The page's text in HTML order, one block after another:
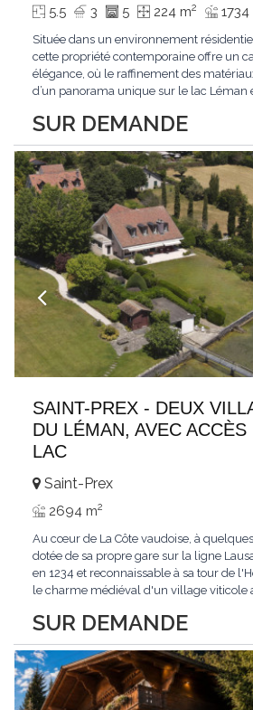
SUR DEMANDE
5.5 3 5 224 m2 1734
Située dans un environnement
cette propriété contemporaine offre un
élégance, où le raffinement des
d’un panorama unique sur le lac Léman
distingue par ses espaces généreux et
résolument harmonieuse.
SAINT-PREX - DEUX
DU LÉMAN, AVEC ACCÈS
LAC
SUR DEMANDE
Saint-Prex
2694 m2
Au cœur de La Côte vaudoise, à
dotée de sa propre gare sur la ligne
en 1234 et reconnaissable à sa tour de
le charme médiéval d'un village viticole
immédiate des villes. Dans cet
propriété...